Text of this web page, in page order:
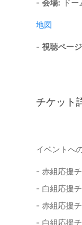
- 会場: ド
地図
- 視聴ペー
チケット
イベントへ
- 赤組応援
- 白組応援
- 赤組応援
- 白組応援